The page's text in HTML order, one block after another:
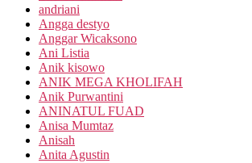
andriani
Angga destyo
Anggar Wicaksono
Ani Listia
Anik kisowo
ANIK MEGA KHOLIFAH
Anik Purwantini
ANINATUL FUAD
Anisa Mumtaz
Anisah
Anita Agustin